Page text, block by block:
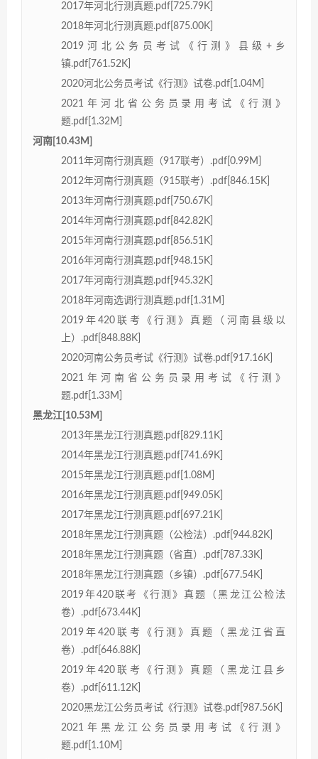
2017年河北行测真题.pdf[725.79K]
2018年河北行测真题.pdf[875.00K]
2019河北公务员考试《行测》县级+乡
镇.pdf[761.52K]
2020河北公务员考试《行测》试卷.pdf[1.04M]
2021年河北省公务员录用考试《行测》
题.pdf[1.32M]
河南[10.43M]
2011年河南行测真题（917联考）.pdf[0.99M]
2012年河南行测真题（915联考）.pdf[846.15K]
2013年河南行测真题.pdf[750.67K]
2014年河南行测真题.pdf[842.82K]
2015年河南行测真题.pdf[856.51K]
2016年河南行测真题.pdf[948.15K]
2017年河南行测真题.pdf[945.32K]
2018年河南选调行测真题.pdf[1.31M]
2019年420联考《行测》真题（河南县级以
上）.pdf[848.88K]
2020河南公务员考试《行测》试卷.pdf[917.16K]
2021年河南省公务员录用考试《行测》
题.pdf[1.33M]
黑龙江[10.53M]
2013年黑龙江行测真题.pdf[829.11K]
2014年黑龙江行测真题.pdf[741.69K]
2015年黑龙江行测真题.pdf[1.08M]
2016年黑龙江行测真题.pdf[949.05K]
2017年黑龙江行测真题.pdf[697.21K]
2018年黑龙江行测真题（公检法）.pdf[944.82K]
2018年黑龙江行测真题（省直）.pdf[787.33K]
2018年黑龙江行测真题（乡镇）.pdf[677.54K]
2019年420联考《行测》真题（黑龙江公检法
卷）.pdf[673.44K]
2019年420联考《行测》真题（黑龙江省直
卷）.pdf[646.88K]
2019年420联考《行测》真题（黑龙江县乡
卷）.pdf[611.12K]
2020黑龙江公务员考试《行测》试卷.pdf[987.56K]
2021年黑龙江公务员录用考试《行测》
题.pdf[1.10M]